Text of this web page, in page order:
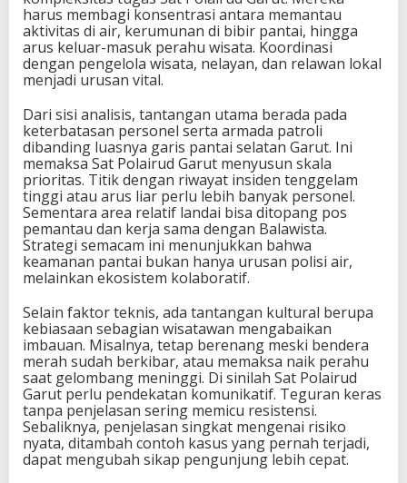
harus membagi konsentrasi antara memantau
aktivitas di air, kerumunan di bibir pantai, hingga
arus keluar-masuk perahu wisata. Koordinasi
dengan pengelola wisata, nelayan, dan relawan lokal
menjadi urusan vital.
Dari sisi analisis, tantangan utama berada pada
keterbatasan personel serta armada patroli
dibanding luasnya garis pantai selatan Garut. Ini
memaksa Sat Polairud Garut menyusun skala
prioritas. Titik dengan riwayat insiden tenggelam
tinggi atau arus liar perlu lebih banyak personel.
Sementara area relatif landai bisa ditopang pos
pemantau dan kerja sama dengan Balawista.
Strategi semacam ini menunjukkan bahwa
keamanan pantai bukan hanya urusan polisi air,
melainkan ekosistem kolaboratif.
Selain faktor teknis, ada tantangan kultural berupa
kebiasaan sebagian wisatawan mengabaikan
imbauan. Misalnya, tetap berenang meski bendera
merah sudah berkibar, atau memaksa naik perahu
saat gelombang meninggi. Di sinilah Sat Polairud
Garut perlu pendekatan komunikatif. Teguran keras
tanpa penjelasan sering memicu resistensi.
Sebaliknya, penjelasan singkat mengenai risiko
nyata, ditambah contoh kasus yang pernah terjadi,
dapat mengubah sikap pengunjung lebih cepat.